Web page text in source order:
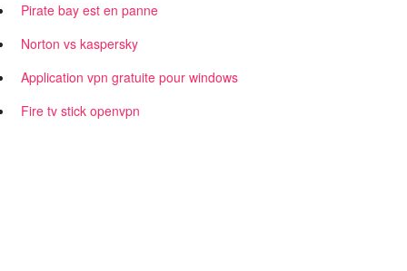
Pirate bay est en panne
Norton vs kaspersky
Application vpn gratuite pour windows
Fire tv stick openvpn